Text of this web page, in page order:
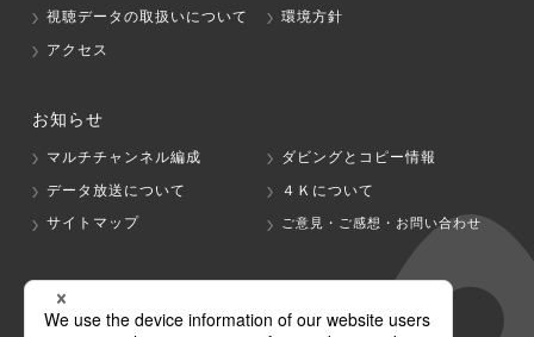
視聴データの取扱いについて
環境方針
アクセス
お知らせ
マルチチャンネル編成
ダビングとコピー情報
データ放送について
４Ｋについて
サイトマップ
ご意見・ご感想・お問い合わせ
グループ会社
テレビ朝日 テレ朝チャンネル